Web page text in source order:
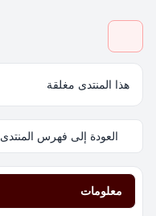
هذا المنتدى مغلقة
العودة إلى فهرس المنتدى
معلومات